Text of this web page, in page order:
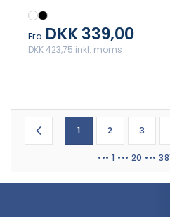
Fra DKK 339,00
DKK 423,75 inkl. moms
1 2 3
••• 1 ••• 20 •••